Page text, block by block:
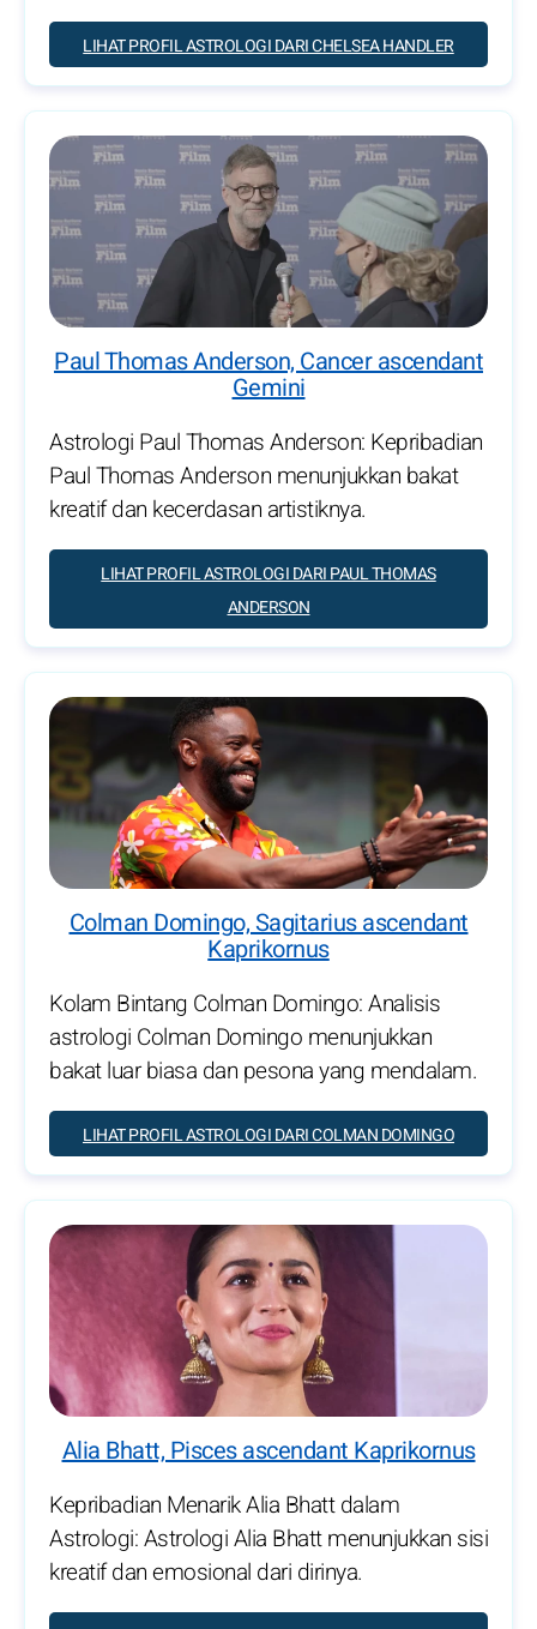
LIHAT PROFIL ASTROLOGI DARI CHELSEA HANDLER
Paul Thomas Anderson, Cancer ascendant
Gemini
Astrologi Paul Thomas Anderson: Kepribadian
Paul Thomas Anderson menunjukkan bakat
kreatif dan kecerdasan artistiknya.
LIHAT PROFIL ASTROLOGI DARI PAUL THOMAS
ANDERSON
Colman Domingo, Sagitarius ascendant
Kaprikornus
Kolam Bintang Colman Domingo: Analisis
astrologi Colman Domingo menunjukkan
bakat luar biasa dan pesona yang mendalam.
LIHAT PROFIL ASTROLOGI DARI COLMAN DOMINGO
Alia Bhatt, Pisces ascendant Kaprikornus
Kepribadian Menarik Alia Bhatt dalam
Astrologi: Astrologi Alia Bhatt menunjukkan sisi
kreatif dan emosional dari dirinya.